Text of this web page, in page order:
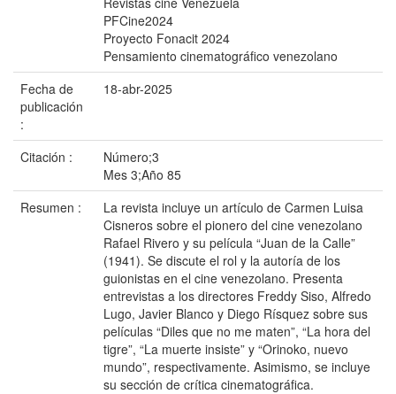
PFCine2024
Proyecto Fonacit 2024
Pensamiento cinematográfico venezolano
Fecha de
publicación
:
18-abr-2025
Citación :
Número;3
Mes 3;Año 85
Resumen :
La revista incluye un artículo de Carmen Luisa
Cisneros sobre el pionero del cine venezolano
Rafael Rivero y su película “Juan de la Calle”
(1941). Se discute el rol y la autoría de los
guionistas en el cine venezolano. Presenta
entrevistas a los directores Freddy Siso, Alfredo
Lugo, Javier Blanco y Diego Rísquez sobre sus
películas “Diles que no me maten”, “La hora del
tigre”, “La muerte insiste” y “Orinoko, nuevo
mundo”, respectivamente. Asimismo, se incluye
su sección de crítica cinematográfica.